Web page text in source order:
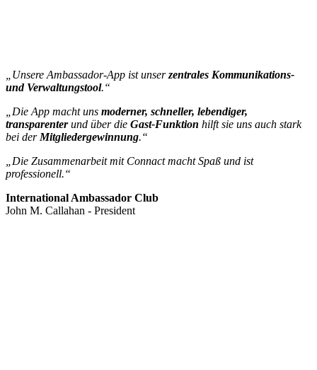
„Unsere Ambassador-App ist unserzentrales Kommunikations-
und Verwaltungstool.“
„Die App macht uns moderner, schneller, lebendiger,
transparenterund über die Gast-Funktion hilft sie uns auch stark
bei der Mitgliedergewinnung.“
„Die Zusammenarbeit mit Connact macht Spaß und ist
professionell.“
International Ambassador Club
John M. Callahan - President